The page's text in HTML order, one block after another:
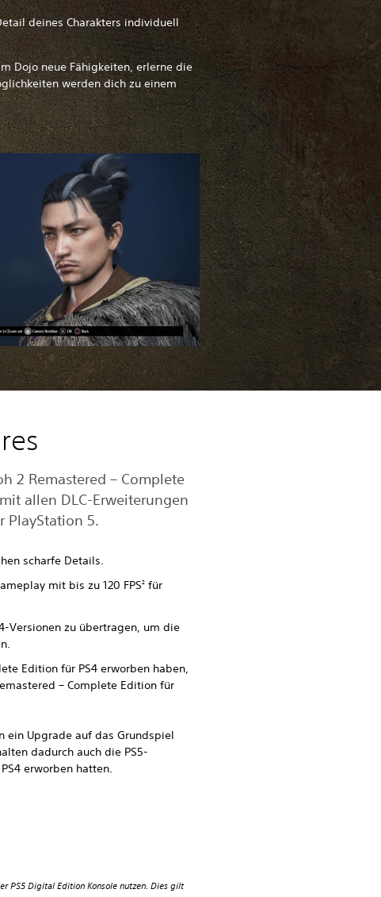
deines Charakters individuell
Dojo neue Fähigkeiten, erlerne die
werden dich zu einem
2 Remastered – Complete
allen DLC-Erweiterungen
PlayStation 5.
scharfe Details.
mit bis zu 120 FPS2 für
Versionen zu übertragen, um die
Edition für PS4 erworben haben,
– Complete Edition für
ein Upgrade auf das Grundspiel
dadurch auch die PS5-
erworben hatten.
PS5 Digital Edition Konsole nutzen. Dies gilt